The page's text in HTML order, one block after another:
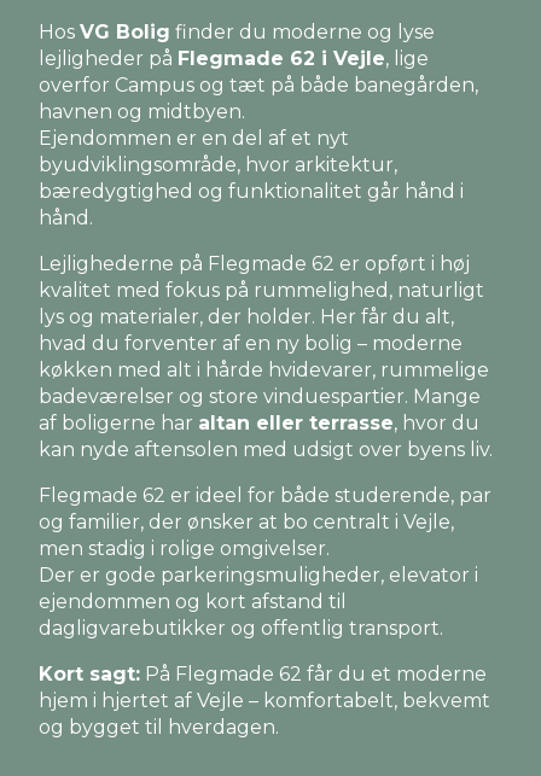
Hos VG Bolig finder du moderne og lyse
lejligheder på Flegmade 62 i Vejle, lige
overfor Campus og tæt på både banegården,
havnen og midtbyen.
Ejendommen er en del af et nyt
byudviklingsområde, hvor arkitektur,
bæredygtighed og funktionalitet går hånd i
hånd.
Lejlighederne på Flegmade 62 er opført i høj
kvalitet med fokus på rummelighed, naturligt
lys og materialer, der holder. Her får du alt,
hvad du forventer af en ny bolig – moderne
køkken med alt i hårde hvidevarer, rummelige
badeværelser og store vinduespartier. Mange
af boligerne har altan eller terrasse, hvor du
kan nyde aftensolen med udsigt over byens liv.
Flegmade 62 er ideel for både studerende, par
og familier, der ønsker at bo centralt i Vejle,
men stadig i rolige omgivelser.
Der er gode parkeringsmuligheder, elevator i
ejendommen og kort afstand til
dagligvarebutikker og offentlig transport.
Kort sagt: På Flegmade 62 får du et moderne
hjem i hjertet af Vejle – komfortabelt, bekvemt
og bygget til hverdagen.